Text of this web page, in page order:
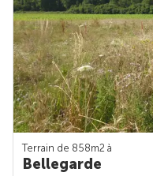
Terrain de 858m2 à
Bellegarde